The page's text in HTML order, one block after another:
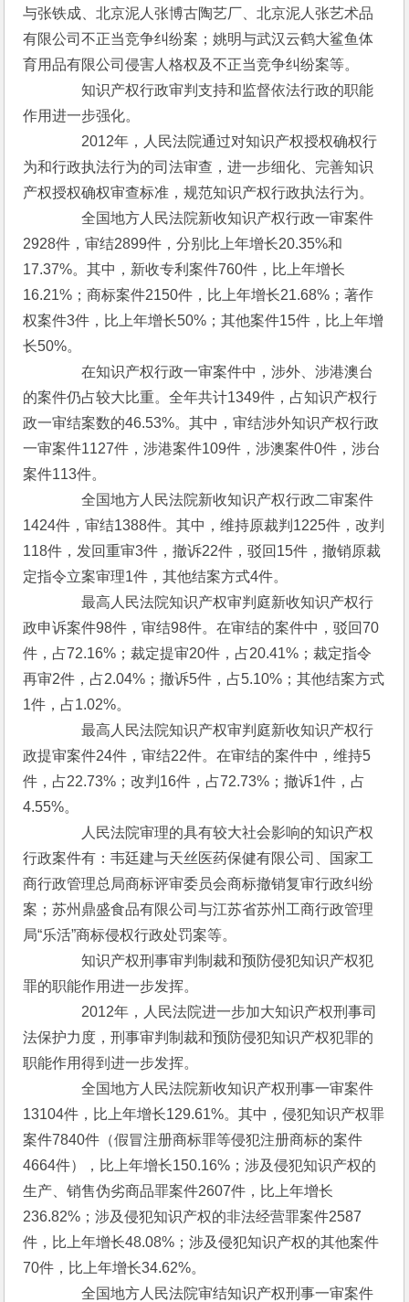
与张铁成、北京泥人张博古陶艺厂、北京泥人张艺术品
有限公司不正当竞争纠纷案；姚明与武汉云鹤大鲨鱼体
育用品有限公司侵害人格权及不正当竞争纠纷案等。
知识产权行政审判支持和监督依法行政的职能
作用进一步强化。
2012年，人民法院通过对知识产权授权确权行
为和行政执法行为的司法审查，进一步细化、完善知识
产权授权确权审查标准，规范知识产权行政执法行为。
全国地方人民法院新收知识产权行政一审案件
2928件，审结2899件，分别比上年增长20.35%和
17.37%。其中，新收专利案件760件，比上年增长
16.21%；商标案件2150件，比上年增长21.68%；著作
权案件3件，比上年增长50%；其他案件15件，比上年增
长50%。
在知识产权行政一审案件中，涉外、涉港澳台
的案件仍占较大比重。全年共计1349件，占知识产权行
政一审结案数的46.53%。其中，审结涉外知识产权行政
一审案件1127件，涉港案件109件，涉澳案件0件，涉台
案件113件。
全国地方人民法院新收知识产权行政二审案件
1424件，审结1388件。其中，维持原裁判1225件，改判
118件，发回重审3件，撤诉22件，驳回15件，撤销原裁
定指令立案审理1件，其他结案方式4件。
最高人民法院知识产权审判庭新收知识产权行
政申诉案件98件，审结98件。在审结的案件中，驳回70
件，占72.16%；裁定提审20件，占20.41%；裁定指令
再审2件，占2.04%；撤诉5件，占5.10%；其他结案方式
1件，占1.02%。
最高人民法院知识产权审判庭新收知识产权行
政提审案件24件，审结22件。在审结的案件中，维持5
件，占22.73%；改判16件，占72.73%；撤诉1件，占
4.55%。
人民法院审理的具有较大社会影响的知识产权
行政案件有：韦廷建与天丝医药保健有限公司、国家工
商行政管理总局商标评审委员会商标撤销复审行政纠纷
案；苏州鼎盛食品有限公司与江苏省苏州工商行政管理
局“乐活”商标侵权行政处罚案等。
知识产权刑事审判制裁和预防侵犯知识产权犯
罪的职能作用进一步发挥。
2012年，人民法院进一步加大知识产权刑事司
法保护力度，刑事审判制裁和预防侵犯知识产权犯罪的
职能作用得到进一步发挥。
全国地方人民法院新收知识产权刑事一审案件
13104件，比上年增长129.61%。其中，侵犯知识产权罪
案件7840件（假冒注册商标罪等侵犯注册商标的案件
4664件），比上年增长150.16%；涉及侵犯知识产权的
生产、销售伪劣商品罪案件2607件，比上年增长
236.82%；涉及侵犯知识产权的非法经营罪案件2587
件，比上年增长48.08%；涉及侵犯知识产权的其他案件
70件，比上年增长34.62%。
全国地方人民法院审结知识产权刑事一审案件